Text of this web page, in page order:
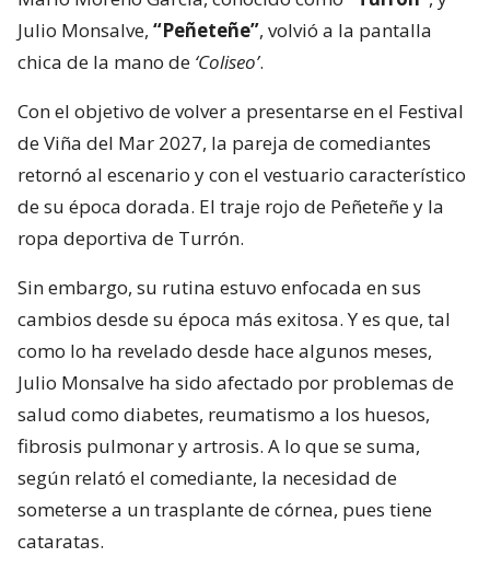
Julio Monsalve, “Peñeteñe”, volvió a la pantalla
chica de la mano de ‘Coliseo’.
Con el objetivo de volver a presentarse en el Festival
de Viña del Mar 2027, la pareja de comediantes
retornó al escenario y con el vestuario característico
de su época dorada. El traje rojo de Peñeteñe y la
ropa deportiva de Turrón.
Sin embargo, su rutina estuvo enfocada en sus
cambios desde su época más exitosa. Y es que, tal
como lo ha revelado desde hace algunos meses,
Julio Monsalve ha sido afectado por problemas de
salud como diabetes, reumatismo a los huesos,
fibrosis pulmonar y artrosis. A lo que se suma,
según relató el comediante, la necesidad de
someterse a un trasplante de córnea, pues tiene
cataratas.